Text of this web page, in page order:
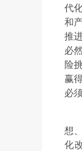
代
和
推
必
险
赢
必
想
化